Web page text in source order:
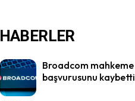
HABERLER
Broadcom mahkeme
başvurusunu kaybetti